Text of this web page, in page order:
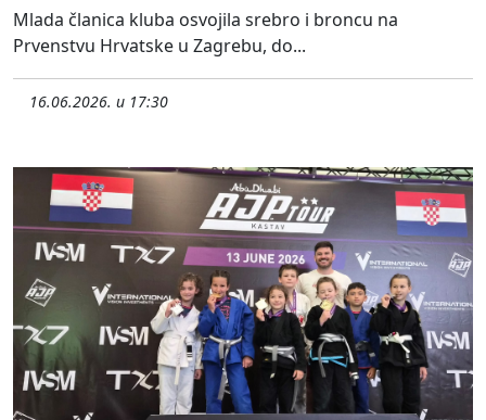
Mlada članica kluba osvojila srebro i broncu na
Prvenstvu Hrvatske u Zagrebu, do...
16.06.2026. u 17:30